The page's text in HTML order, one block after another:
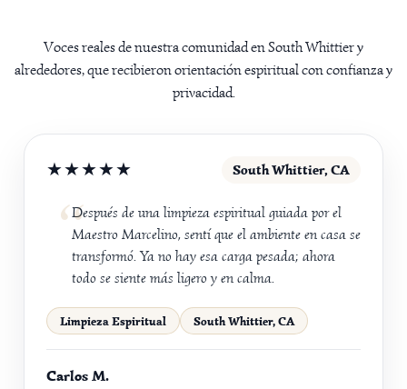
Voces reales de nuestra comunidad en South Whittier y
alrededores, que recibieron orientación espiritual con confianza y
privacidad.
★★★★★ South Whittier, CA
Después de una limpieza espiritual guiada por el
Maestro Marcelino, sentí que el ambiente en casa se
transformó. Ya no hay esa carga pesada; ahora
todo se siente más ligero y en calma.
Limpieza Espiritual South Whittier, CA
Carlos M.